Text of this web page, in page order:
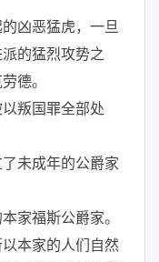
凶恶猛虎，一旦
的猛烈攻势之
德。
叛国罪全部处
未成年的公爵家
家福斯公爵家。
本家的人们自然